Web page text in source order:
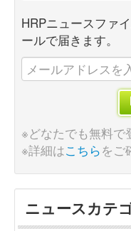
HRPニュースファ
ールで届きます。
※どなたでも無料で
※詳細はこちらをご
ニュースカテ